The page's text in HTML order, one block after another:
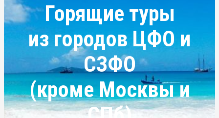
Горящие туры
из городов ЦФО и
СЗФО
(кроме Москвы и